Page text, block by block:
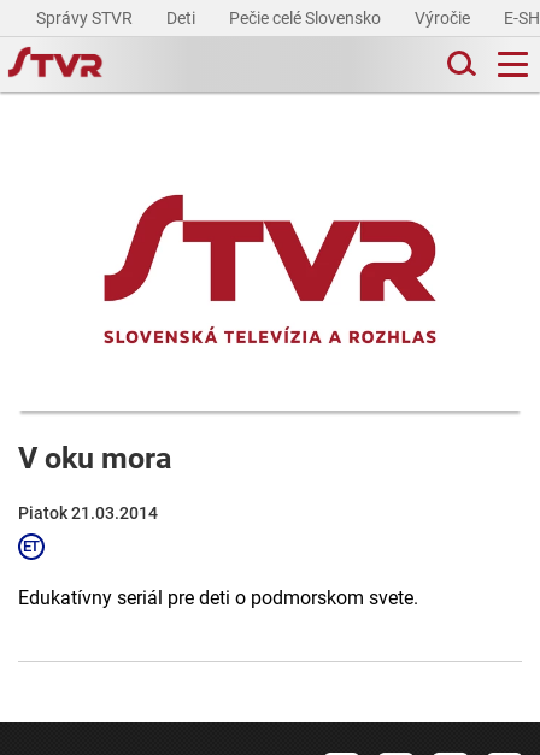
Správy STVR Deti Pečie celé Slovensko Výročie E-
V oku mora
Piatok 21.03.2014
Edukatívny seriál pre deti o podmorskom svete.